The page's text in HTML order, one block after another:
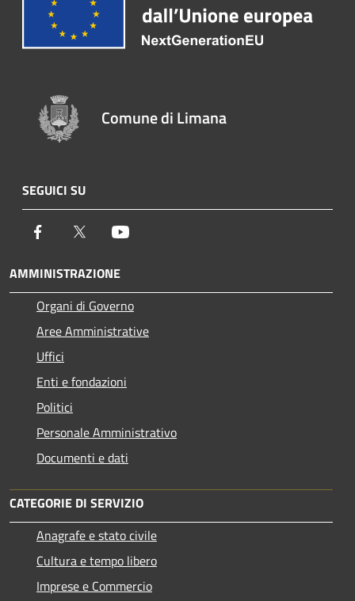
Comune di Limana
SEGUICI SU
Facebook Twitter
AMMINISTRAZIONE
Organi di Governo
Aree Amministrative
Uffici
Enti e fondazioni
Politici
Personale Amministrativo
Documenti e dati
CATEGORIE DI SERVIZIO
Anagrafe e stato civile
Cultura e tempo libero
Imprese e Commercio